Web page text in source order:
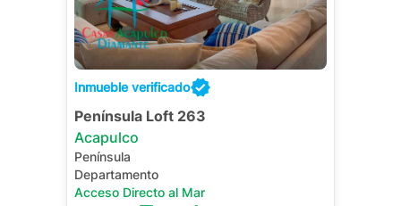
Inmueble verificado
Península Loft 263
Acapulco
Península
Departamento
Acceso Directo al Mar